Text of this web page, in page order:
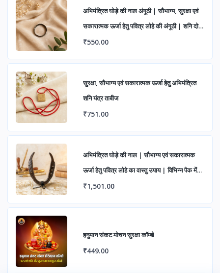
अभिमंत्रित घोड़े की नाल अंगूठी | सौभाग्य, सुरक्षा एवं
सकारात्मक ऊर्जा हेतु पवित्र लोहे की अंगूठी | शनि दोष
निवारण एवं शुभ लाभ के लिए आध्यात्मिक रिंग
₹550.00
सुरक्षा, सौभाग्य एवं सकारात्मक ऊर्जा हेतु अभिमंत्रित
शनि यंत्र ताबीज
₹751.00
अभिमंत्रित घोड़े की नाल | सौभाग्य एवं सकारात्मक
ऊर्जा हेतु पवित्र लोहे का वास्तु उपाय | विभिन्न पैक में
उपलब्ध
₹1,501.00
हनुमान संकट मोचन सुरक्षा कॉम्बो
₹449.00